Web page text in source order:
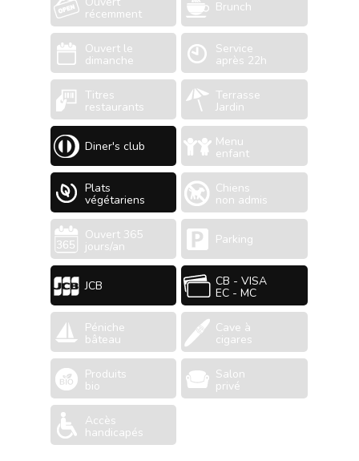
récemment Brunch
Ouvert le
dimanche
Service
après 22h
Titres
restaurants
Terrasse
Jardin
Diner's club Menu
enfant
Plats
végétariens
Chiens
non admis
Ouvert 365
jours/an Parking
JCB CB - VISA
EC - MC
Péniche
bâteau
Cave à
cigares
Produits
bio
Salon
privé
Accès
handicapés